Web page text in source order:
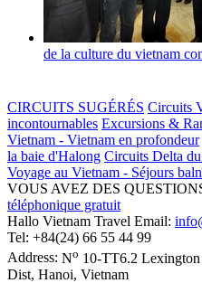
de la culture du vietnam
CIRCUITS SUGÉRÉS Circuits
incontournables Excursions &
Vietnam - Vietnam en profondeur
la baie d'Halong Circuits Delta
Voyage au Vietnam - Séjours
VOUS AVEZ DES
téléphonique gratuit
Hallo Vietnam Travel Email:
Tel: +84(24) 66 55 44 99
Address: No 10-TT6.2
Dist, Hanoi, Vietnam